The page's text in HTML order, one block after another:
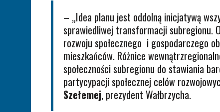
– „Idea planu jest oddolną inicjatywą
sprawiedliwej transformacji subregionu.
rozwoju społecznego i gospodarczego
mieszkańców. Różnice
społeczności subregionu do stawiania
partycypacji społecznej celów
Szełemej, prezydent Wałbrzycha.